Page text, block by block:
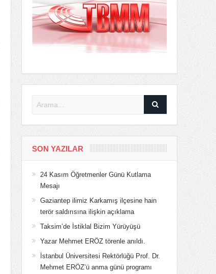
SON YAZILAR
24 Kasım Öğretmenler Günü Kutlama
Mesajı
Gaziantep ilimiz Karkamış ilçesine hain
terör saldırısına ilişkin açıklama
Taksim’de İstiklal Bizim Yürüyüşü
Yazar Mehmet ERÖZ törenle anıldı.
İstanbul Üniversitesi Rektörlüğü Prof. Dr.
Mehmet ERÖZ’ü anma günü programı